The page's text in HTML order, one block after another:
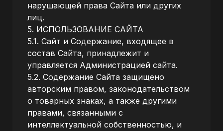
нарушающей права Сайта или других
лиц.
5. ИСПОЛЬЗОВАНИЕ САЙТА
5.1. Сайт и Содержание, входящее в
состав Сайта, принадлежит и
управляется Администрацией сайта.
5.2. Содержание Сайта защищено
авторским правом, законодательством
о товарных знаках, а также другими
правами, связанными с
интеллектуальной собственностью, и